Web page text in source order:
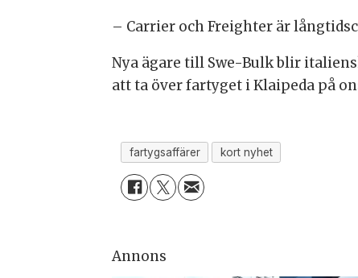
– Carrier och Freighter är
Nya ägare till Swe-Bulk blir
att ta över fartyget i Klaipeda på
fartygsaffärer kort nyhet
Annons